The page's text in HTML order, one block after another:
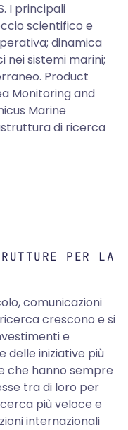
I principali
scientifico e
dinamica
nei sistemi marini;
Product
Monitoring and
Marine
di ricerca
PER LA
comunicazioni
crescono e si
e
delle iniziative più
che hanno sempre
tra di loro per
più veloce e
internazionali